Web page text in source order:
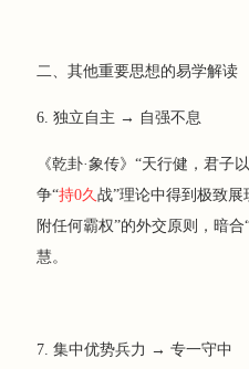
二、其他重要思想的易学解读
6. 独立自主 → 自强不息
《乾卦·象传》“天行健，君子
争“持0久战”理论中得到极致展
附任何霸权”的外交原则，暗
慧。
7. 集中优势兵力 → 专一守中